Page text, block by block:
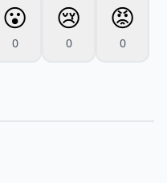
😮
0
😢
0
😡
0